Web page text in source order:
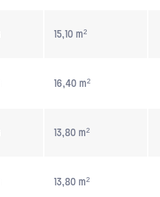
15,10 m²
16,40 m²
13,80 m²
13,80 m²